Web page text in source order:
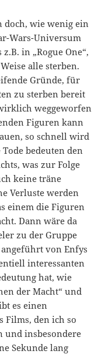
doch, wie wenig ein
Wars-Universum
in „Rogue One“,
alle sterben.
Gründe, für
zu sterben bereit
weggeworfen
Figuren kann
so schnell wird
bedeuten den
was zur Folge
keine träne
Verluste werden
einem die Figuren
Dann wäre da
zu der Gruppe
von Enfys
interessanten
hat, wie
der Macht“ und
es einen
Films, den ich so
und insbesondere
Sekunde lang